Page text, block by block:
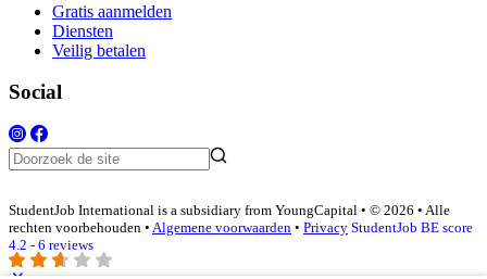
Gratis aanmelden
Diensten
Veilig betalen
Social
StudentJob International is a subsidiary from YoungCapital • © 2026 • Alle
rechten voorbehouden • Algemene voorwaarden • Privacy StudentJob BE score
4.2 - 6 reviews